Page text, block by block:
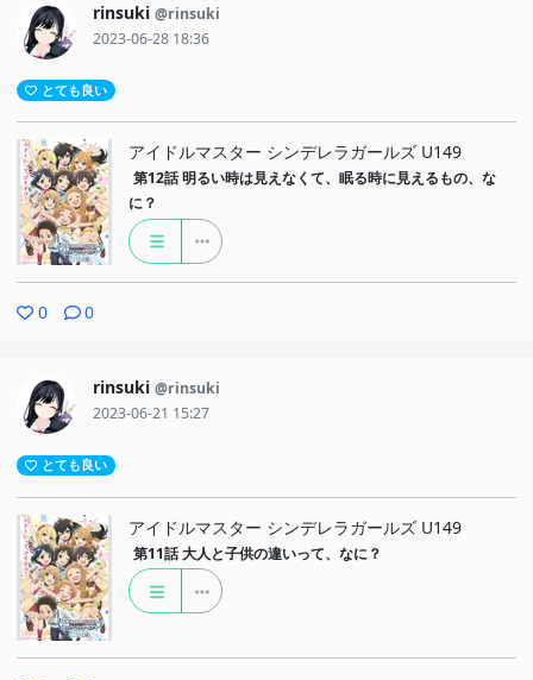
rinsuki @rinsuki
2023-06-28 18:36
とても良い
アイドルマスター シンデレラガールズ U149
第12話 明るい時は見えなくて、眠る時に見えるもの、な
に？
0 0
rinsuki @rinsuki
2023-06-21 15:27
とても良い
アイドルマスター シンデレラガールズ U149
第11話 大人と子供の違いって、なに？